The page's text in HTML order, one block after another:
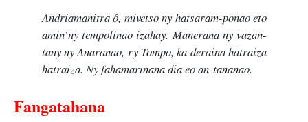
Andriamanitra ô, mivetso ny hatsaram-ponao eto
amin’ny tempolinao izahay. Manerana ny vazan-
tany ny Anaranao, ry Tompo, ka deraina hatraiza
hatraiza. Ny fahamarinana dia eo an-tananao.
Fangatahana